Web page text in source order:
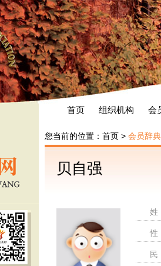
首页 组织机构 会
您当前的位置： 首页 > 会员辞典
贝自强